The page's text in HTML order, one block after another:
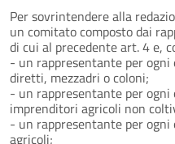
Per sovrintendere alla
un comitato composto dai
di cui al precedente art. 4 e,
- un rappresentante per
diretti, mezzadri o coloni;
- un rappresentante per ogni
imprenditori agricoli non
- un rappresentante per
agricoli;